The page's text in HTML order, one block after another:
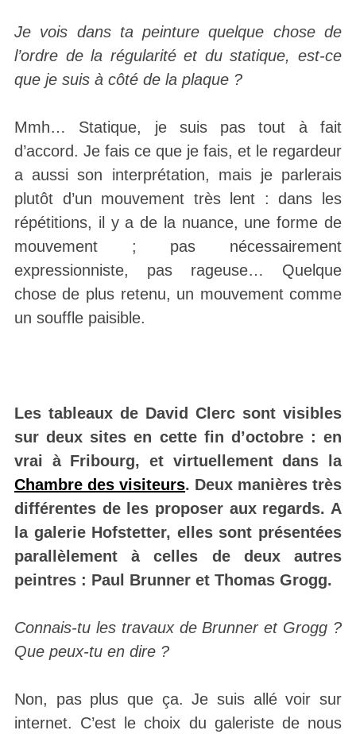
Je vois dans ta peinture quelque chose de
l’ordre de la régularité et du statique, est-ce
que je suis à côté de la plaque ?
Mmh… Statique, je suis pas tout à fait
d’accord. Je fais ce que je fais, et le regardeur
a aussi son interprétation, mais je parlerais
plutôt d’un mouvement très lent : dans les
répétitions, il y a de la nuance, une forme de
mouvement ; pas nécessairement
expressionniste, pas rageuse… Quelque
chose de plus retenu, un mouvement comme
un souffle paisible.
Les tableaux de David Clerc sont visibles
sur deux sites en cette fin d’octobre : en
vrai à Fribourg, et virtuellement dans la
Chambre des visiteurs. Deux manières très
différentes de les proposer aux regards. A
la galerie Hofstetter, elles sont présentées
parallèlement à celles de deux autres
peintres : Paul Brunner et Thomas Grogg.
Connais-tu les travaux de Brunner et Grogg ?
Que peux-tu en dire ?
Non, pas plus que ça. Je suis allé voir sur
internet. C’est le choix du galeriste de nous